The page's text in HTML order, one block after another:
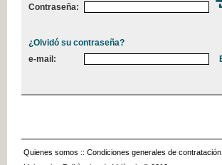
Contraseña:
¿Olvidó su contraseña?
e-mail:
Quienes somos :: Condiciones generales de contratación